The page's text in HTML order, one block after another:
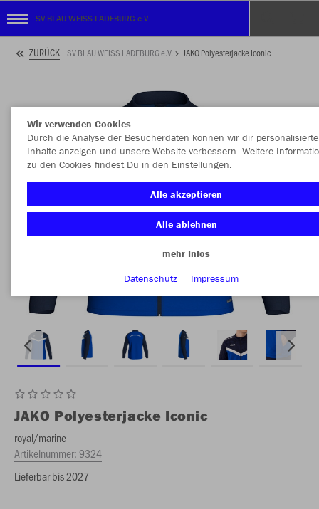
SV BLAU WEISS LADEBURG e.V.
ZURÜCK SV BLAU WEISS LADEBURG e.V. JAKO Polyesterjacke Iconic
JAKO Polyesterjacke Iconic
royal/marine
Artikelnummer:9324
Lieferbar bis 2027
Wir verwenden Cookies
Durch die Analyse der Besucherdaten können wir dir personalisierte
Inhalte anzeigen und unsere Website verbessern. Weitere
zu den Cookies findest Du in den Einstellungen.
Alle akzeptieren
Alle ablehnen
mehr Infos
Datenschutz
Impressum